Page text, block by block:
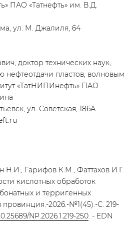
ПАО «Татнефть» им. В.Д.
ул. М. Джалиля, 64
доктор технических наук,
пластов, волновым
«ТатНИПИнефть» ПАО
ул. Советская, 186А
Н.И., Гарифов К.М., Фаттахов И.Г.
кислотных обработок
и терригенных
2026.-№1(45).-С. 219-
NP.2026.1.219-250. - EDN